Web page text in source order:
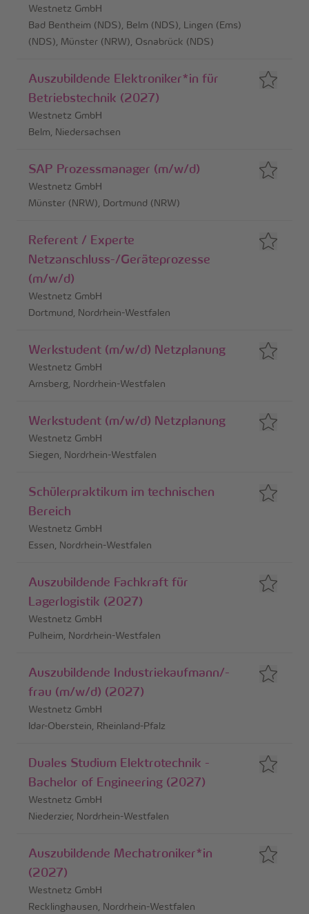
Westnetz GmbH
Bad Bentheim (NDS), Belm (NDS), Lingen (Ems)
(NDS), Münster (NRW), Osnabrück (NDS)
Auszubildende Elektroniker*in für
Betriebstechnik (2027)
Westnetz GmbH
Belm, Niedersachsen
SAP Prozessmanager (m/w/d)
Westnetz GmbH
Münster (NRW), Dortmund (NRW)
Referent / Experte
Netzanschluss-/Geräteprozesse
(m/w/d)
Westnetz GmbH
Dortmund, Nordrhein-Westfalen
Werkstudent (m/w/d) Netzplanung
Westnetz GmbH
Arnsberg, Nordrhein-Westfalen
Werkstudent (m/w/d) Netzplanung
Westnetz GmbH
Siegen, Nordrhein-Westfalen
Schülerpraktikum im technischen
Bereich
Westnetz GmbH
Essen, Nordrhein-Westfalen
Auszubildende Fachkraft für
Lagerlogistik (2027)
Westnetz GmbH
Pulheim, Nordrhein-Westfalen
Auszubildende Industriekaufmann/-
frau (m/w/d) (2027)
Westnetz GmbH
Idar-Oberstein, Rheinland-Pfalz
Duales Studium Elektrotechnik -
Bachelor of Engineering (2027)
Westnetz GmbH
Niederzier, Nordrhein-Westfalen
Auszubildende Mechatroniker*in
(2027)
Westnetz GmbH
Recklinghausen, Nordrhein-Westfalen